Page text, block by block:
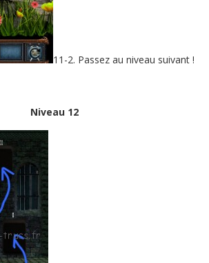
11-2. Passez au niveau suivant !
Niveau 12